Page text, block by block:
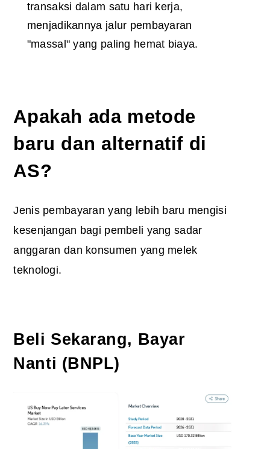
transaksi dalam satu hari kerja,
menjadikannya jalur pembayaran
"massal" yang paling hemat biaya.
Apakah ada metode
baru dan alternatif di
AS?
Jenis pembayaran yang lebih baru mengisi
kesenjangan bagi pembeli yang sadar
anggaran dan konsumen yang melek
teknologi.
Beli Sekarang, Bayar
Nanti (BNPL)